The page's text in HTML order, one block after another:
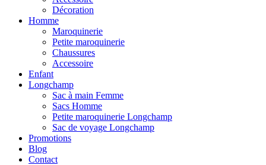
Décoration
Homme
Maroquinerie
Petite maroquinerie
Chaussures
Accessoire
Enfant
Longchamp
Sac à main Femme
Sacs Homme
Petite maroquinerie Longchamp
Sac de voyage Longchamp
Promotions
Blog
Contact